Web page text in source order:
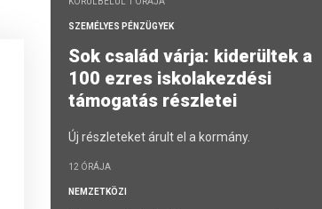
SZEMÉLYES PÉNZÜGYEK
Sok család várja: kiderültek a
100 ezres iskolakezdési
támogatás részletei
Új részleteket árult el a kormány.
12 ÓRÁJA
NEMZETKÖZI